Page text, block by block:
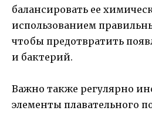
балансировать ее
использованием
чтобы предотвратить
и бактерий.
Важно также регулярно
элементы плавательного